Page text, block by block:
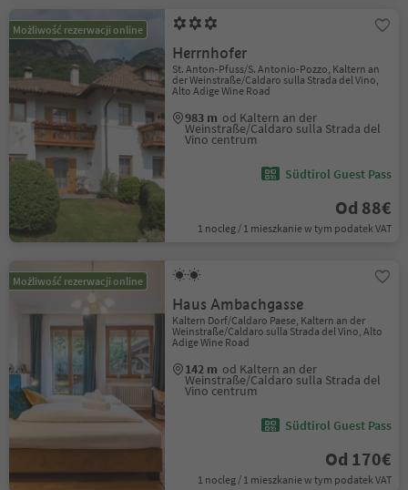
Możliwość rezerwacji online
Herrnhofer
St. Anton-Pfuss/S. Antonio-Pozzo, Kaltern an
der Weinstraße/Caldaro sulla Strada del Vino,
Alto Adige Wine Road
983 m od Kaltern an der
Weinstraße/Caldaro sulla Strada del
Vino centrum
Südtirol Guest Pass
Od 88€
1 nocleg / 1 mieszkanie w tym podatek VAT
Możliwość rezerwacji online
Haus Ambachgasse
Kaltern Dorf/Caldaro Paese, Kaltern an der
Weinstraße/Caldaro sulla Strada del Vino, Alto
Adige Wine Road
142 m od Kaltern an der
Weinstraße/Caldaro sulla Strada del
Vino centrum
Südtirol Guest Pass
Od 170€
1 nocleg / 1 mieszkanie w tym podatek VAT